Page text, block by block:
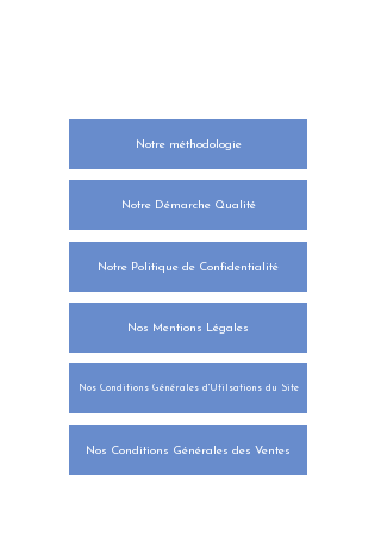
Notre méthodologie
Notre Démarche Qualité
Notre Politique de Confidentialité
Nos Mentions Légales
Nos Conditions Générales d'Utilsations du Site
Nos Conditions Générales des Ventes